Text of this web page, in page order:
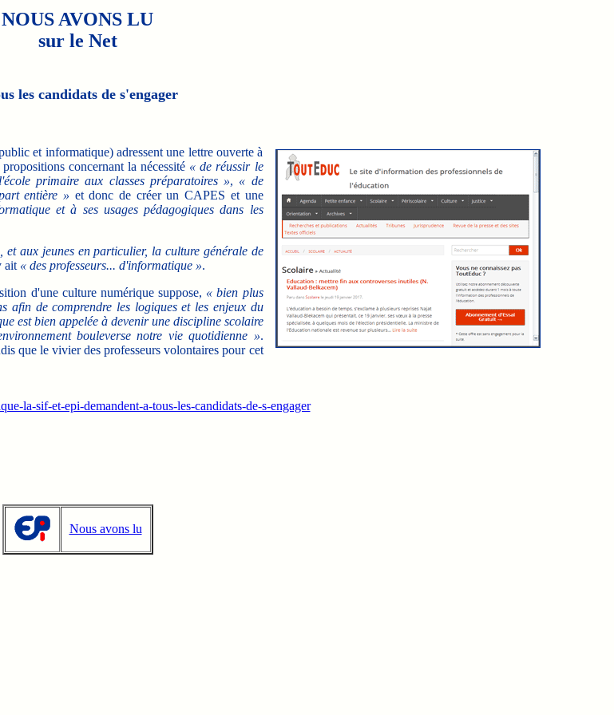
NOUS AVONS LU
sur le Net
les candidats de s'engager
et informatique) adressent une lettre ouverte à
concernant la nécessité « de réussir le
primaire aux classes préparatoires », « de
entière » et donc de créer un CAPES et une
et à ses usages pédagogiques dans les
et aux jeunes en particulier, la culture générale de
ait « des professeurs... d'informatique ».
d'une culture numérique suppose, « bien plus
afin de comprendre les logiques et les enjeux du
est bien appelée à devenir une discipline scolaire
bouleverse notre vie quotidienne ».
que le vivier des professeurs volontaires pour cet
la-sif-et-epi-demandent-a-tous-les-candidats-de-s-engager
Nous avons lu